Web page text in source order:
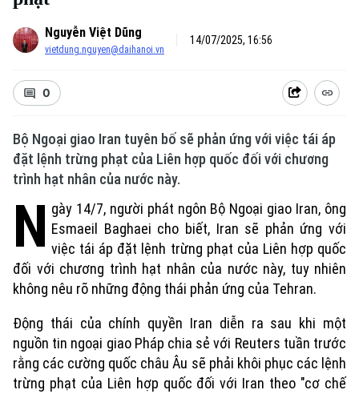
Nguyễn Việt Dũng
vietdung.nguyen@daihanoi.vn
14/07/2025, 16:56
0
Bộ Ngoại giao Iran tuyên bố sẽ phản ứng với việc tái áp
đặt lệnh trừng phạt của Liên hợp quốc đối với chương
trình hạt nhân của nước này.
N gày 14/7, người phát ngôn Bộ Ngoại giao Iran, ông
Esmaeil Baghaei cho biết, Iran sẽ phản ứng với
việc tái áp đặt lệnh trừng phạt của Liên hợp quốc
đối với chương trình hạt nhân của nước này, tuy nhiên
không nêu rõ những động thái phản ứng của Tehran.
Động thái của chính quyền Iran diễn ra sau khi một
nguồn tin ngoại giao Pháp chia sẻ với Reuters tuần trước
rằng các cường quốc châu Âu sẽ phải khôi phục các lệnh
trừng phạt của Liên hợp quốc đối với Iran theo "cơ chế